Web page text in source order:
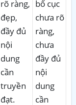
rõ ràng,
đẹp,
đầy đủ
nội
dung
cần
truyền
đạt.
bố cục
chưa rõ
ràng,
chưa
đầy đủ
nội
dung
cần